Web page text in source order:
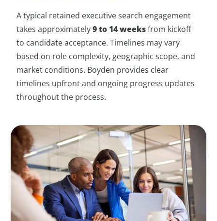
A typical retained executive search engagement
takes approximately9 to 14 weeksfrom kickoff
to candidate acceptance. Timelines may vary
based on role complexity, geographic scope, and
market conditions. Boyden provides clear
timelines upfront and ongoing progress updates
throughout the process.